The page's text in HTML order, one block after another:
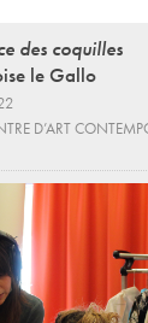
des coquilles
le Gallo
D’ART